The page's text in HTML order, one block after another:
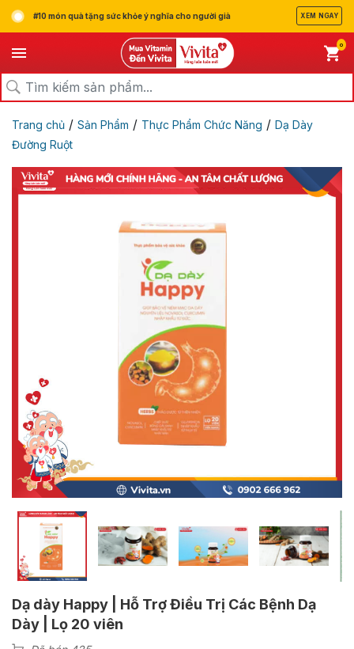
#10 món quà tặng sức khỏe ý nghĩa cho người già XEM NGAY
0
Trang chủ / Sản Phẩm / Thực Phẩm Chức Năng / Dạ Dày
Đường Ruột
Dạ dày Happy | Hỗ Trợ Điều Trị Các Bệnh Dạ
Dày | Lọ 20 viên